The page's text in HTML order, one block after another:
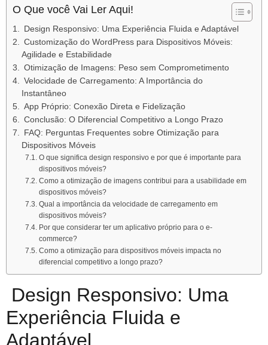
O Que você Vai Ler Aqui!
Design Responsivo: Uma Experiência Fluida e Adaptável
Customização do WordPress para Dispositivos Móveis:
Agilidade e Estabilidade
Otimização de Imagens: Peso sem Comprometimento
Velocidade de Carregamento: A Importância do
Instantâneo
App Próprio: Conexão Direta e Fidelização
Conclusão: O Diferencial Competitivo a Longo Prazo
FAQ: Perguntas Frequentes sobre Otimização para
Dispositivos Móveis
O que significa design responsivo e por que é importante para
dispositivos móveis?
Como a otimização de imagens contribui para a usabilidade em
dispositivos móveis?
Qual a importância da velocidade de carregamento em
dispositivos móveis?
Por que considerar ter um aplicativo próprio para o e-
commerce?
Como a otimização para dispositivos móveis impacta no
diferencial competitivo a longo prazo?
Design Responsivo: Uma
Experiência Fluida e
Adaptável